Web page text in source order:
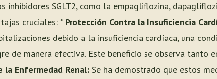
inhibidores SGLT2, como la empagliflozina,
cruciales: * Protección Contra la Insuficiencia
debido a la insuficiencia cardíaca, una
de manera efectiva. Este beneficio se observa tanto
la Enfermedad Renal: Se ha demostrado que estos